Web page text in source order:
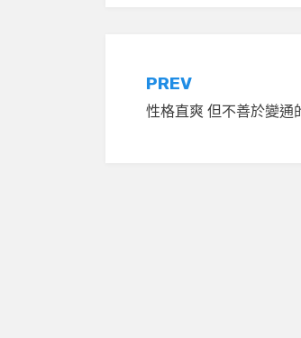
文
章
PREV
性格直爽 但不善於變通